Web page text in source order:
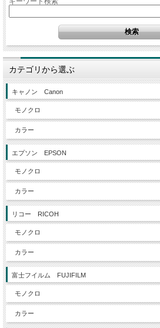
カテゴリから選ぶ
キャノン Canon
モノクロ
カラー
エプソン EPSON
モノクロ
カラー
リコー RICOH
モノクロ
カラー
富士フイルム FUJIFILM
モノクロ
カラー